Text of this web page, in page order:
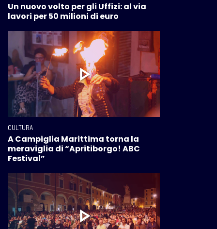
Un nuovo volto per gli Uffizi: al via
lavori per 50 milioni di euro
CULTURA
A Campiglia Marittima torna la
meraviglia di “Apritiborgo! ABC
Festival”